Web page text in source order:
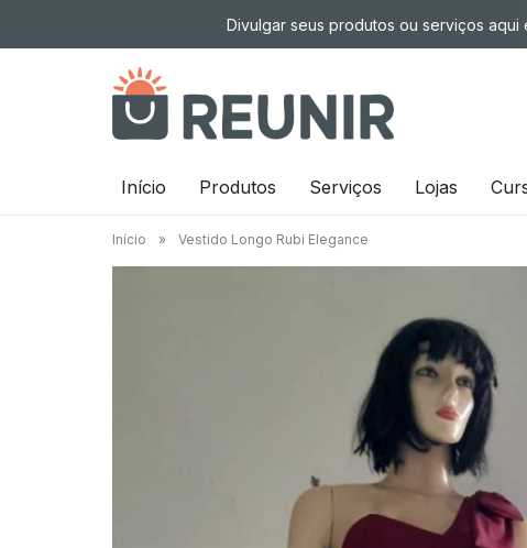
Divulgar seus produtos ou serviços aqui
tecnologia
Início Produtos Serviços Lojas
Início » Vestido Longo Rubi Elegance